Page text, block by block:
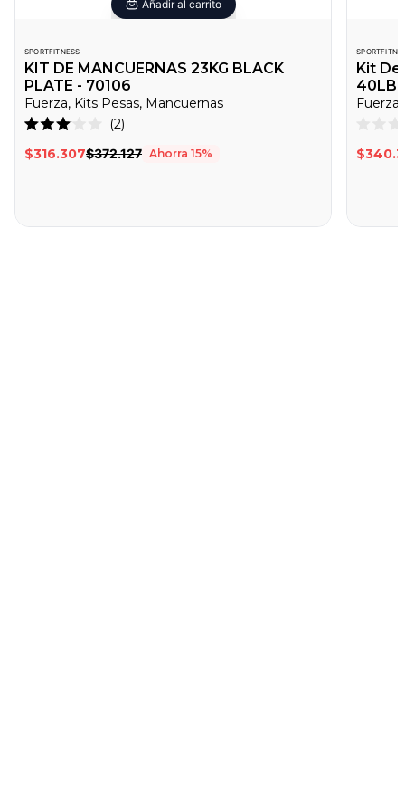
Añadir al carrito
SPORTFITNESS
KIT DE MANCUERNAS 23KG BLACK
PLATE - 70106
Fuerza, Kits Pesas, Mancuernas
Calificado
3.0
de
2
para
$316.307$372.127 Ahorra 15%
Kit De
40LB
0
de